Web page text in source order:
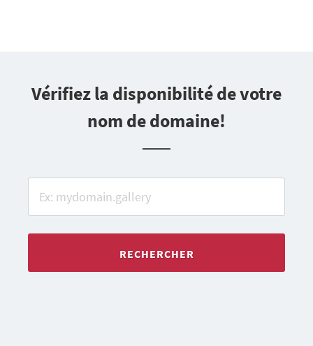
Vérifiez la disponibilité de votre
nom de domaine!
RECHERCHER